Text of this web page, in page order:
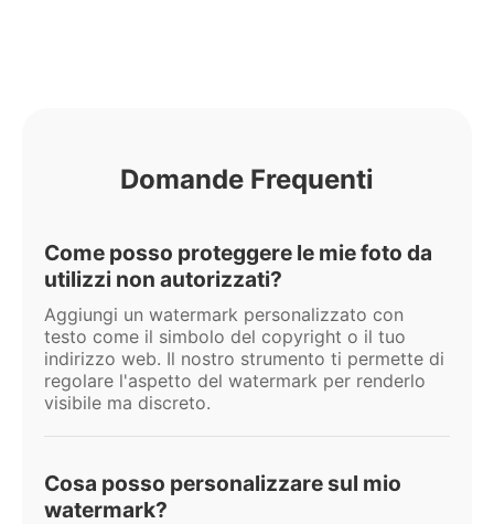
Domande Frequenti
Come posso proteggere le mie foto da
utilizzi non autorizzati?
Aggiungi un watermark personalizzato con
testo come il simbolo del copyright o il tuo
indirizzo web. Il nostro strumento ti permette di
regolare l'aspetto del watermark per renderlo
visibile ma discreto.
Cosa posso personalizzare sul mio
watermark?